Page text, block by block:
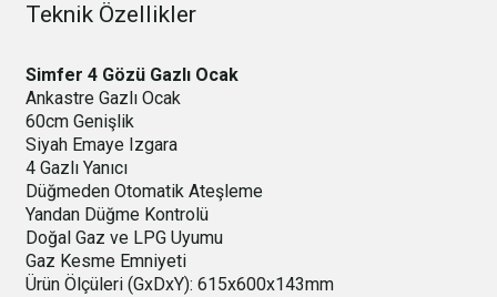
Teknik Özellikler
Simfer 4 Gözü Gazlı Ocak
Ankastre Gazlı Ocak
60cm Genişlik
Siyah Emaye Izgara
4 Gazlı Yanıcı
Düğmeden Otomatik Ateşleme
Yandan Düğme Kontrolü
Doğal Gaz ve LPG Uyumu
Gaz Kesme Emniyeti
Ürün Ölçüleri (GxDxY): 615x600x143mm